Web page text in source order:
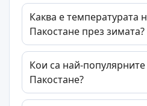
Каква е температурата
Пакостане през зимата?
Кои са най-
Пакостане?